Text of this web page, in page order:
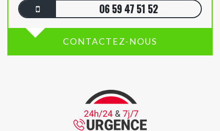
06 59 47 51 52
CONTACTEZ-NOUS